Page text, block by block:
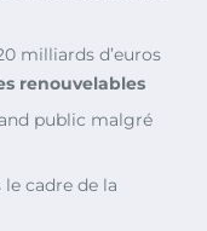
milliards d’euros
renouvelables
public malgré
cadre de la